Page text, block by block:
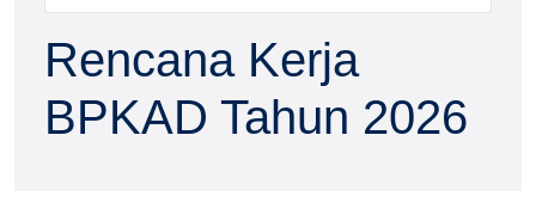
Rencana Kerja
BPKAD Tahun 2026